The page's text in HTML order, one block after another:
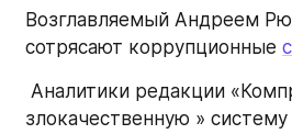
Возглавляемый Андреем
сотрясают коррупционные
Аналитики редакции
злокачественную »